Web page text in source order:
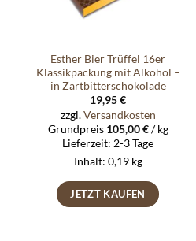
Esther Bier Trüffel 16er
Klassikpackung mit Alkohol –
in Zartbitterschokolade
19,95€
zzgl.Versandkosten
Grundpreis 105,00€/kg
Lieferzeit: 2-3 Tage
Inhalt: 0,19 kg
JETZT KAUFEN